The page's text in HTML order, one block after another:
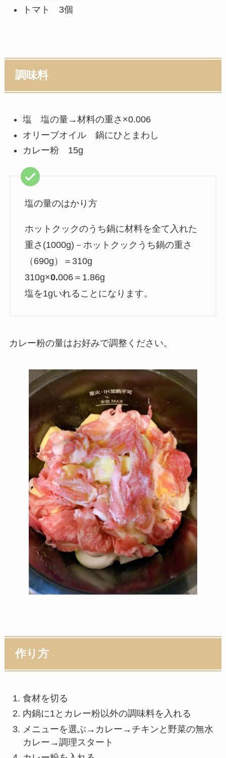
トマト 3個
調味料
塩 塩の量→材料の重さ×0.006
オリーブオイル 鍋にひとまわし
カレー粉 15g
塩の量のはかり方
ホットクックのうち鍋に材料を全て入れた
重さ(1000g)－ホットクックうち鍋の重さ
（690g）＝310g
310g×0.006＝1.86g
塩を1gいれることになります。
カレー粉の量はお好みで調整ください。
作り方
食材を切る
内鍋に1とカレー粉以外の調味料を入れる
メニューを選ぶ→カレー→チキンと野菜の無水
カレー→調理スタート